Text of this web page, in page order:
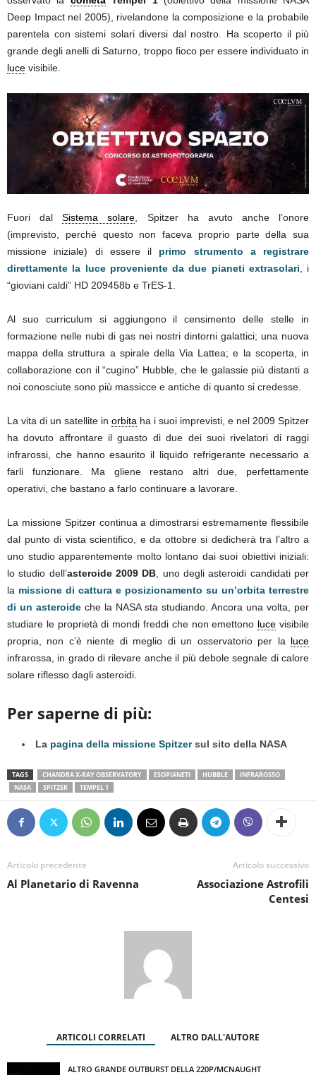
Deep Impact nel 2005), rivelandone la composizione e la probabile
parentela con sistemi solari diversi dal nostro. Ha scoperto il più
grande degli anelli di Saturno, troppo fioco per essere individuato in
luce visibile.
Fuori dalSistema solare , Spitzer ha avuto anche l’onore
(imprevisto, perché questo non faceva proprio parte della sua
missione iniziale) di essere il primo strumento a registrare
direttamente la luce proveniente da due pianeti extrasolari , i
“gioviani caldi” HD 209458b e TrES-1.
Al suo curriculum si aggiungono il censimento delle stelle in
formazione nelle nubi di gas nei nostri dintorni galattici; una nuova
mappa della struttura a spirale della Via Lattea; e la scoperta, in
collaborazione con il “cugino” Hubble, che le galassie più distanti a
noi conosciute sono più massicce e antiche di quanto si credesse.
La vita di un satellite in orbita ha i suoi imprevisti, e nel 2009 Spitzer
ha dovuto affrontare il guasto di due dei suoi rivelatori di raggi
infrarossi, che hanno esaurito il liquido refrigerante necessario a
farli funzionare. Ma gliene restano altri due, perfettamente
operativi, che bastano a farlo continuare a lavorare.
La missione Spitzer continua a dimostrarsi estremamente flessibile
dal punto di vista scientifico, e da ottobre si dedicherà tra l’altro a
uno studio apparentemente molto lontano dai suoi obiettivi iniziali:
lo studio dell’asteroide 2009 DB , uno degli asteroidi candidati per
la missione di cattura e posizionamento su un’orbita terrestre
di un asteroide che la NASA sta studiando. Ancora una volta, per
studiare le proprietà di mondi freddi che non emettono luce visibile
propria, non c’è niente di meglio di un osservatorio per la luce
infrarossa, in grado di rilevare anche il più debole segnale di calore
solare riflesso dagli asteroidi.
Per saperne di più:
La pagina della missione Spitzersul sito della NASA
TAGS CHANDRA X-RAY OBSERVATORY ESOPIANETI HUBBLE
INFRAROSSO
NASA
SPITZER TEMPEL 1
Articolo precedente
Al Planetario di Ravenna
Articolo successivo
Associazione Astrofili
Centesi
ARTICOLI CORRELATI ALTRO DALL'AUTORE
ALTRO GRANDE OUTBURST DELLA 220P/MCNAUGHT